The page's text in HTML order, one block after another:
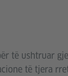
të ushtruar
të tjera